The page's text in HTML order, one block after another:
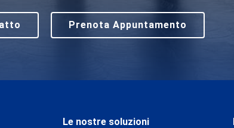
Prenota Appuntamento
Le nostre soluzioni